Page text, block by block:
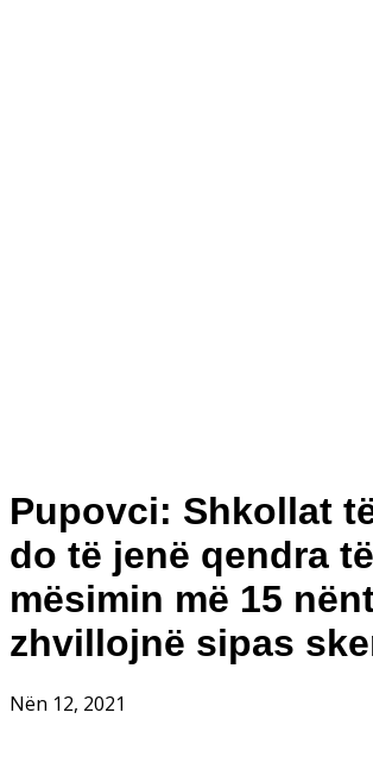
Pupovci: Shkollat
do të jenë qendra
mësimin më 15
zhvillojnë sipas
Nën 12, 2021